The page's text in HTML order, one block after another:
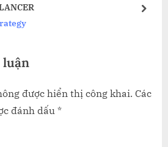
next
được hiển thị công khai. Các
đánh dấu *